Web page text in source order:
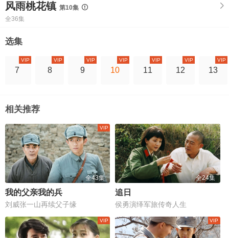
风雨桃花镇 第10集
全36集
选集
7
VIP
8
VIP
9
VIP
10
VIP
11
VIP
12
VIP
13
VIP
相关推荐
全43集
我的父亲我的兵
刘威张一山再续父子缘
全24集
追日
侯勇演绎军旅传奇人生